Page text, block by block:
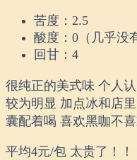
苦度：2.5
酸度：0（几乎没
回甘：4
很纯正的美式味 个人
较为明显 加点冰和店
囊配着喝 喜欢黑咖不
平均4元/包 太贵了！！